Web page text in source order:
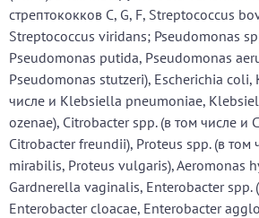
стрептококков С, G, F, Streptococcus
Streptococcus viridans; Pseudomonas
Рseudomonas putida, Рseudomonas
Рseudomonas stutzeri), Escherichia соli,
числе и Кlebsiella pneumoniae,
ozenae), Citrobacter sрр. (в том числе и
Сitrobacter freundii), Рroteus sрр. (в том
mirabilis, Рroteus vulgaris), Аеromonas
Gardnerella vaginalis, Enterobacter sрр.
Enterobacter сlоасае, Enterobacter